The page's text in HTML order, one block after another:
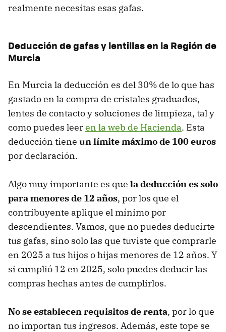
realmente necesitas esas gafas.
Deducción de gafas y lentillas en la Región de
Murcia
En Murcia la deducción es del 30% de lo que has
gastado en la compra de cristales graduados,
lentes de contacto y soluciones de limpieza, tal y
como puedes leeren la web de Hacienda. Esta
deducción tiene un límite máximo de 100 euros
por declaración.
Algo muy importante es que la deducción es solo
para menores de 12 años, por los que el
contribuyente aplique el mínimo por
descendientes. Vamos, que no puedes deducirte
tus gafas, sino solo las que tuviste que comprarle
en 2025 a tus hijos o hijas menores de 12 años. Y
si cumplió 12 en 2025, solo puedes deducir las
compras hechas antes de cumplirlos.
No se establecen requisitos de renta, por lo que
no importan tus ingresos. Además, este tope se